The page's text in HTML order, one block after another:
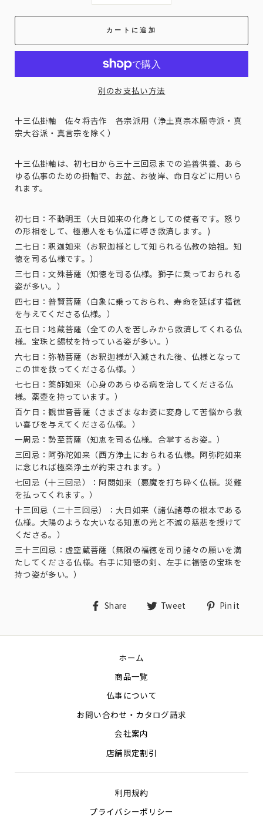
カートに追加
別のお支払い方法
十三仏掛軸 佐々将𠮷作 各宗派用（浄土真宗本願寺派・真
宗大谷派・真言宗を除く）
十三仏掛軸は、初七日から三十三回忌までの追善供養、あら
ゆる仏事のための掛軸で、お盆、お彼岸、命日などに用いら
れます。
初七日：不動明王（大日如来の化身としての使者です。怒り
の形相をして、極悪人をも仏道に導き救済します。)
二七日：釈迦如来（お釈迦様として知られる仏教の始祖。知
徳を司る仏様です。）
三七日：文殊菩薩（知徳を司る仏様。獅子に乗っておられる
姿が多い。）
四七日：普賢菩薩（白象に乗っておられ、寿命を延ばす福徳
を与えてくださる仏様。）
五七日：地蔵菩薩（全ての人を苦しみから救済してくれる仏
様。宝珠と錫杖を持っている姿が多い。）
六七日：弥勒菩薩（お釈迦様が入滅された後、仏様となって
この世を救ってくださる仏様。）
七七日：薬師如来（心身のあらゆる病を治してくださる仏
様。薬壺を持っています。）
百ケ日：観世音菩薩（さまざまなお姿に変身して苦悩から救
い喜びを与えてくださる仏様。）
一周忌：勢至菩薩（知恵を司る仏様。合掌するお姿。）
三回忌：阿弥陀如来（西方浄土におられる仏様。阿弥陀如来
に念じれば極楽浄土が約束されます。）
七回忌（十三回忌）：阿閦如来（悪魔を打ち砕く仏様。災難
を払ってくれます。）
十三回忌（二十三回忌）：大日如来（諸仏諸尊の根本である
仏様。大陽のような大いなる知恵の光と不滅の慈悲を授けて
くださる。）
三十三回忌：虚空蔵菩薩（無限の福徳を司り諸々の願いを満
たしてくださる仏様。右手に知徳の剣、左手に福徳の宝珠を
持つ姿が多い。）
Share
Share Tweet
Tweet Pin it
ホーム
商品一覧
仏事について
お問い合わせ・カタログ請求
会社案内
店舗限定割引
利用規約
プライバシーポリシー